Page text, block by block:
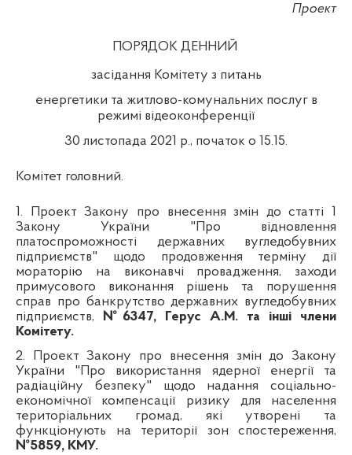
Проект
ПОРЯДОК ДЕННИЙ
засідання Комітету з питань
енергетики та житлово-комунальних послуг в
режимі відеоконференції
30 листопада 2021 р., початок о 15.15.
Комітет головний.
1.
Проект Закону про внесення змін до статті 1
Закону України "Про відновлення
платоспроможності державних вугледобувних
підприємств" щодо продовження терміну дії
мораторію на виконавчі провадження, заходи
примусового виконання рішень та порушення
справ про банкрутство державних вугледобувних
підприємств, №6347, Герус А.М. та інші члени
Комітету.
2. Проект Закону про внесення змін до Закону
України "Про використання ядерної енергії та
радіаційну безпеку" щодо надання соціально-
економічної компенсації ризику для населення
територіальних громад, які утворені та
функціонують на території зон спостереження,
№5859, КМУ.